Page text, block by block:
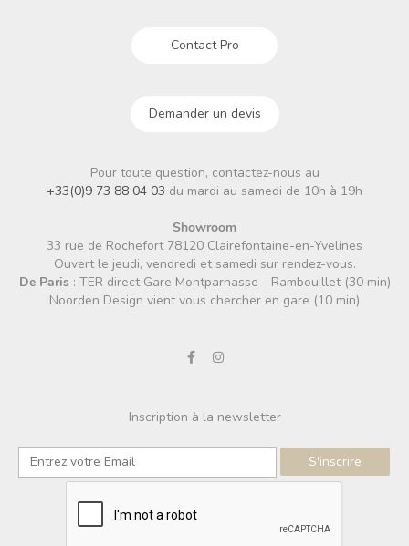
Contact Pro
Demander un devis
Pour toute question, contactez-nous au
+33(0)9 73 88 04 03 du mardi au samedi de 10h à 19h
Showroom
33 rue de Rochefort 78120 Clairefontaine-en-Yvelines
Ouvert le jeudi, vendredi et samedi sur rendez-vous.
De Paris : TER direct Gare Montparnasse - Rambouillet (30 min)
Noorden Design vient vous chercher en gare (10 min)
Inscription à la newsletter